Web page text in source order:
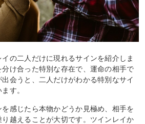
の二人だけに現れるサインを紹介しま
け合った特別な存在で、運命の相手で
会うと、二人だけがわかる特別なサイ
す。
感じたら本物かどうか見極め、相手を
越えることが大切です。ツインレイか